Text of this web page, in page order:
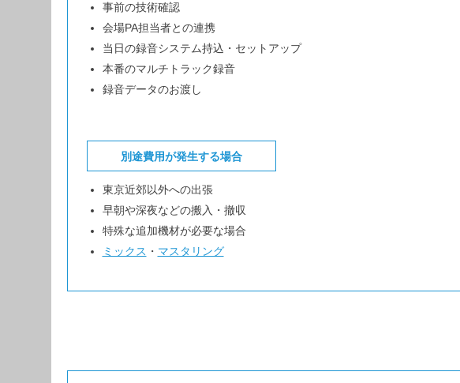
事前の技術確認
会場PA担当者との連携
当日の録音システム持込・セットアップ
本番のマルチトラック録音
録音データのお渡し
別途費用が発生する場合
東京近郊以外への出張
早朝や深夜などの搬入・撤収
特殊な追加機材が必要な場合
ミックス ・ マスタリング